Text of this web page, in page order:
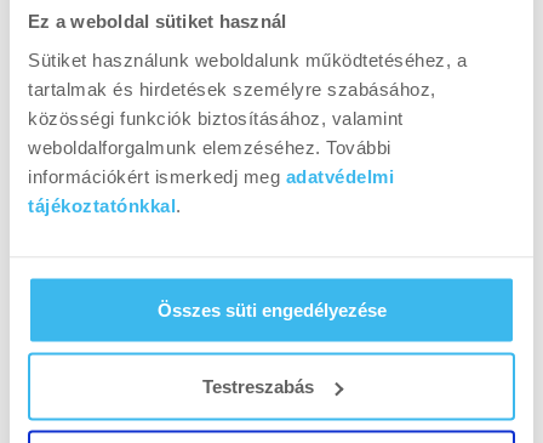
Ez a weboldal sütiket használ
Sütiket használunk weboldalunk működtetéséhez, a
tartalmak és hirdetések személyre szabásához,
közösségi funkciók biztosításához, valamint
weboldalforgalmunk elemzéséhez. További
információkért ismerkedj meg adatvédelmi
tájékoztatónkkal
Összes süti engedélyezése
Testreszabás
Mivel ezt akár oldalakon keresztül is lehetne
taglalni, szerintem megelégszetek annyival,
blokkhoz tartozik a különböző kardiógépek
használata, de akár az ugrálókötelezés is, a
dinamikus részhez pedig a különböző körzések,
guggolás, fekvőtámasz, felülés, stb. A lényege a